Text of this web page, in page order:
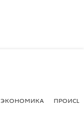
ЭКОНОМИКА